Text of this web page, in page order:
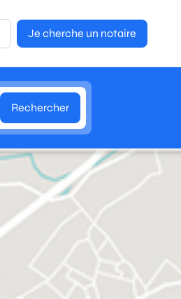
Je cherche un notaire
Rechercher